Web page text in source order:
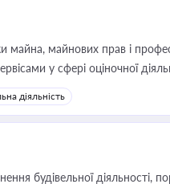
майнових прав і
у сфері оціночної
юриста або
і перевірки статусу
діяльність
будівельної діяльності,